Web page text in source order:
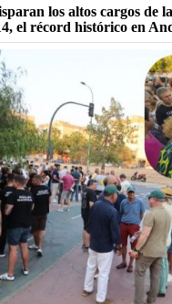
los altos cargos de
el récord histórico en